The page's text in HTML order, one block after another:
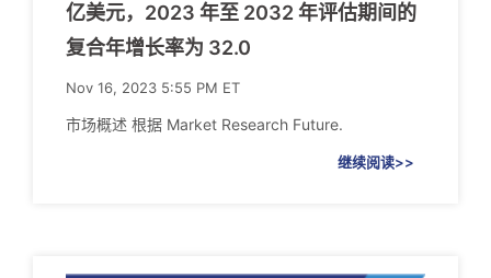
亿美元，2023 年至 2032 年评估期间的
复合年增长率为 32.0
Nov 16, 2023 5:55 PM ET
市场概述 根据 Market Research Future.
继续阅读>>